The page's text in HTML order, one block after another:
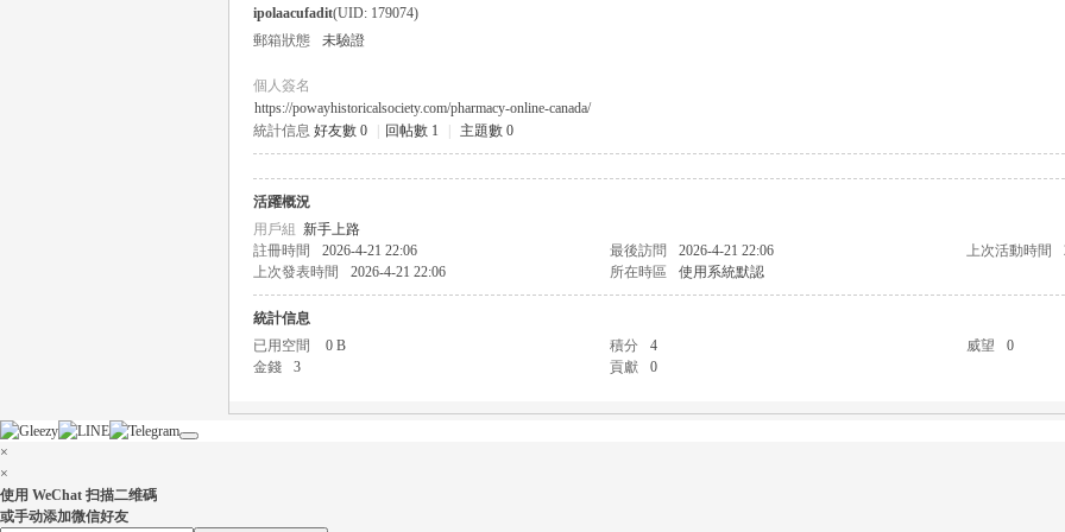
ipolaacufadit(UID: 179074)
郵箱狀態
未驗證
個人簽名
https://powayhistoricalsociety.com/pharmacy-online-canada/
統計信息 好友數 0 回帖數 1 主題數 0
活躍概況
用戶組 新手上路
註冊時間
2026-4-21 22:06 最後訪問 2026-4-21 22:06 上次活動時間
上次發表時間
2026-4-21 22:06 所在時區 使用系統默認
統計信息
已用空間
0 B 積分 4 威望
0
金錢
3 貢獻 0
×
×
使用 WeChat 扫描二维碼
或手动添加微信好友